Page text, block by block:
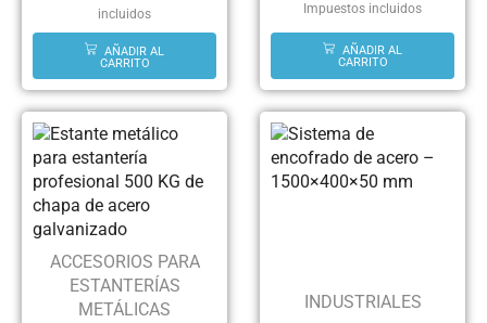
incluidos
AÑADIR AL
CARRITO
Impuestos incluidos
AÑADIR AL
CARRITO
ACCESORIOS PARA
ESTANTERÍAS
METÁLICAS
INDUSTRIALES